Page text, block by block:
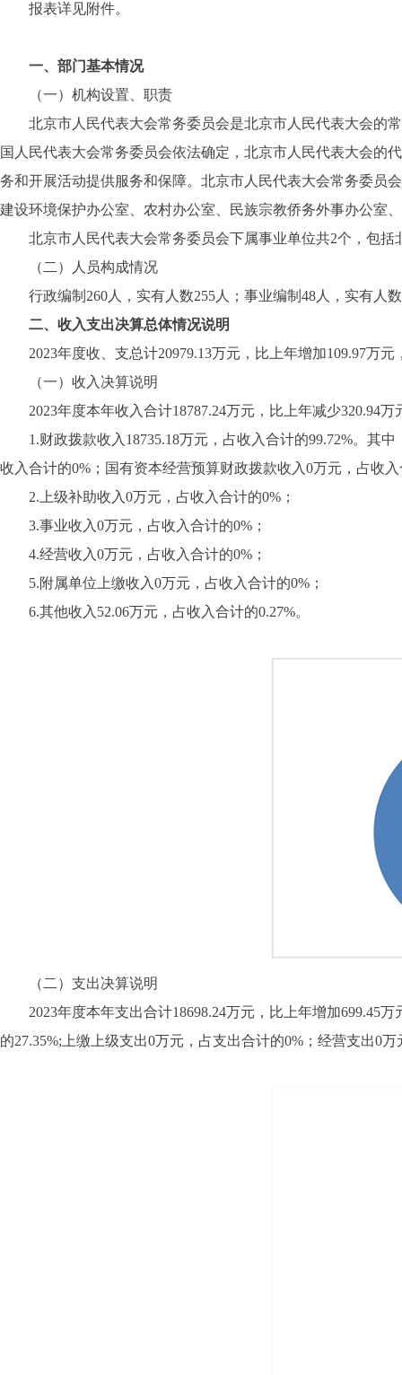
报表详见附件。
一、部门基本情况
（一）机构设置、职责
北京市人民代表大会常务委员会是北京市人民代表大会的常
国人民代表大会常务委员会依法确定，北京市人民代表大会的
务和开展活动提供服务和保障。北京市人民代表大会常务委员
建设环境保护办公室、农村办公室、民族宗教侨务外事办公室
北京市人民代表大会常务委员会下属事业单位共2个，包括
（二）人员构成情况
行政编制260人，实有人数255人；事业编制48人，实有人
二、收入支出决算总体情况说明
2023年度收、支总计20979.13万元，比上年增加109.97万元
（一）收入决算说明
2023年度本年收入合计18787.24万元，比上年减少320.94万
1.财政拨款收入18735.18万元，占收入合计的99.72%。其中
收入合计的0%；国有资本经营预算财政拨款收入0万元，占收
2.上级补助收入0万元，占收入合计的0%；
3.事业收入0万元，占收入合计的0%；
4.经营收入0万元，占收入合计的0%；
5.附属单位上缴收入0万元，占收入合计的0%；
6.其他收入52.06万元，占收入合计的0.27%。
（二）支出决算说明
2023年度本年支出合计18698.24万元，比上年增加699.45万
的27.35%;上缴上级支出0万元，占支出合计的0%；经营支出0